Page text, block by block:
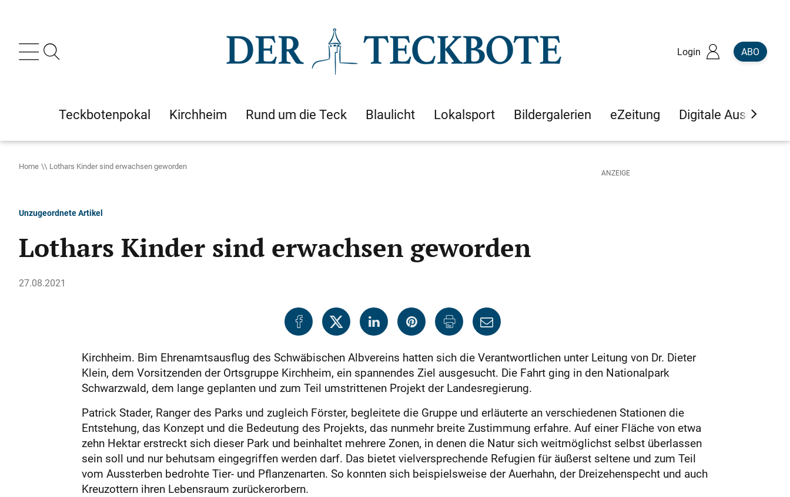
Login ABO
Teckbotenpokal Kirchheim Rund um die Teck Blaulicht Lokalsport Bildergalerien eZeitung Digitale Ausgaben
Home Lothars Kinder sind erwachsen geworden
Unzugeordnete Artikel
Lothars Kinder sind erwachsen geworden
27.08.2021
Kirchheim. Bim Ehrenamtsausflug des Schwäbischen Albvereins hatten sich die Verantwortlichen unter Leitung von Dr. Dieter
Klein, dem Vorsitzenden der Ortsgruppe Kirchheim, ein spannendes Ziel ausgesucht. Die Fahrt ging in den Nationalpark
Schwarzwald, dem lange geplanten und zum Teil umstrittenen Projekt der Landesregierung.
Patrick Stader, Ranger des Parks und zugleich Förster, begleitete die Gruppe und erläuterte an verschiedenen Stationen die
Entstehung, das Konzept und die Bedeutung des Projekts, das nunmehr breite Zustimmung erfahre. Auf einer Fläche von etwa
zehn Hektar erstreckt sich dieser Park und beinhaltet mehrere Zonen, in denen die Natur sich weitmöglichst selbst überlassen
sein soll und nur behutsam eingegriffen werden darf. Das bietet vielversprechende Refugien für äußerst seltene und zum Teil
vom Aussterben bedrohte Tier- und Pflanzenarten. So konnten sich beispielsweise der Auerhahn, der Dreizehenspecht und auch
Kreuzottern ihren Lebensraum zurückerorbern.